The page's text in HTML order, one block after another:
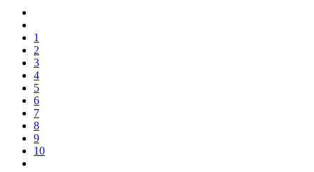
1
2
3
4
5
6
7
8
9
10